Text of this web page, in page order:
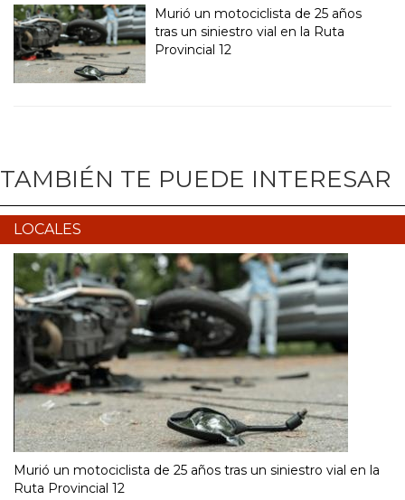
Murió un motociclista de 25 años
tras un siniestro vial en la Ruta
Provincial 12
TAMBIÉN TE PUEDE INTERESAR
LOCALES
Murió un motociclista de 25 años tras un siniestro vial en la
Ruta Provincial 12